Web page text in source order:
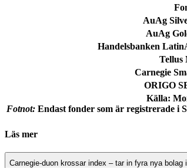
AuAg
AuAg
Handelsbanken
Tellus
Carnegie
ORIGO
Källa:
Fotnot: Endast fonder som är registrerade i
Läs mer
Carnegie-duon krossar index – tar in fyra nya bolag